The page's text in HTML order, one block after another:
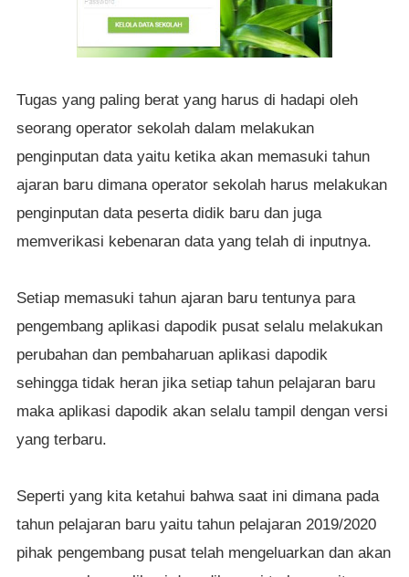
Tugas yang paling berat yang harus di hadapi oleh
seorang operator sekolah dalam melakukan
penginputan data yaitu ketika akan memasuki tahun
ajaran baru dimana operator sekolah harus melakukan
penginputan data peserta didik baru dan juga
memverikasi kebenaran data yang telah di inputnya.
Setiap memasuki tahun ajaran baru tentunya para
pengembang aplikasi dapodik pusat selalu melakukan
perubahan dan pembaharuan aplikasi dapodik
sehingga tidak heran jika setiap tahun pelajaran baru
maka aplikasi dapodik akan selalu tampil dengan versi
yang terbaru.
Seperti yang kita ketahui bahwa saat ini dimana pada
tahun pelajaran baru yaitu tahun pelajaran 2019/2020
pihak pengembang pusat telah mengeluarkan dan akan